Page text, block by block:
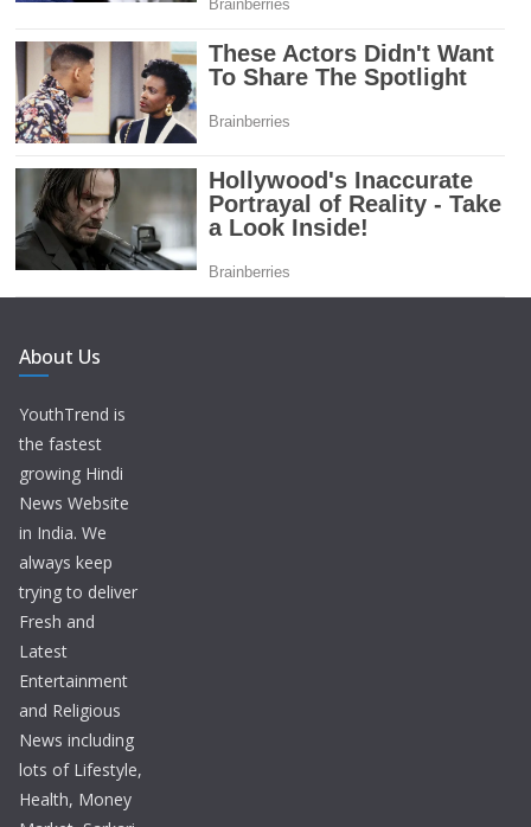
About Us
YouthTrend is
the fastest
growing Hindi
News Website
in India. We
always keep
trying to deliver
Fresh and
Latest
Entertainment
and Religious
News including
lots of Lifestyle,
Health, Money